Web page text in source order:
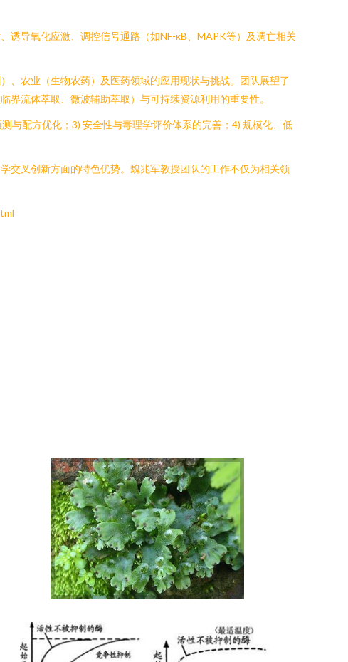
诱导氧化应激、调控信号通路（如NF-κB、MAPK等）及凋亡相关
、农业（生物农药）及医药领域的应用现状与挑战。团队展望了
流体萃取、微波辅助萃取）与可持续资源利用的重要性。
与配方优化；3) 安全性与毒理学评价体系的完善；4) 规模化、低
交叉创新方面的特色优势。魏兆军教授团队的工作不仅为相关领